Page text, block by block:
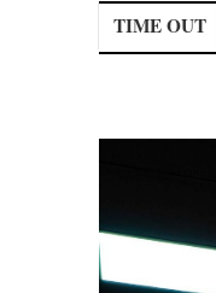
TIME OUT